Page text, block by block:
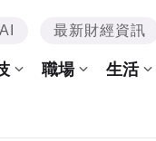
AI 最新財經資訊
職場 生活